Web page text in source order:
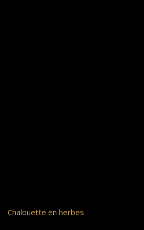
Chalouette en herbes